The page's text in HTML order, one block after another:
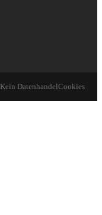
Kein DatenhandelCookies